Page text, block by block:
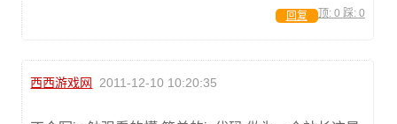
顶: 0 踩: 0
回复
西西游戏网 2011-12-10 10:20:35